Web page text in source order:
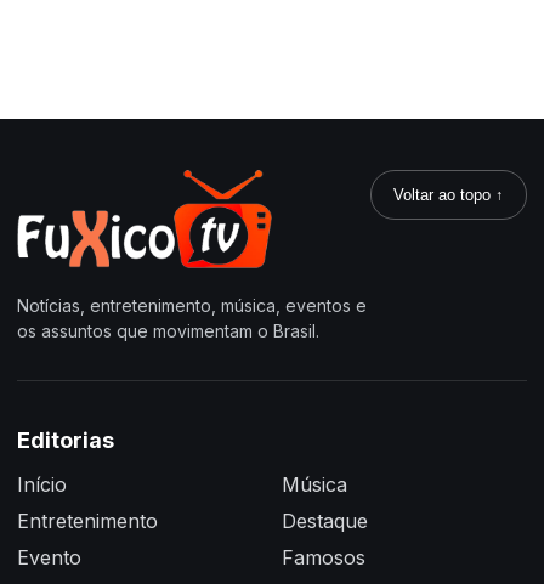
Notícias, entretenimento, música, eventos e
os assuntos que movimentam o Brasil.
Voltar ao topo ↑
Editorias
Início
Entretenimento
Evento
Música
Destaque
Famosos